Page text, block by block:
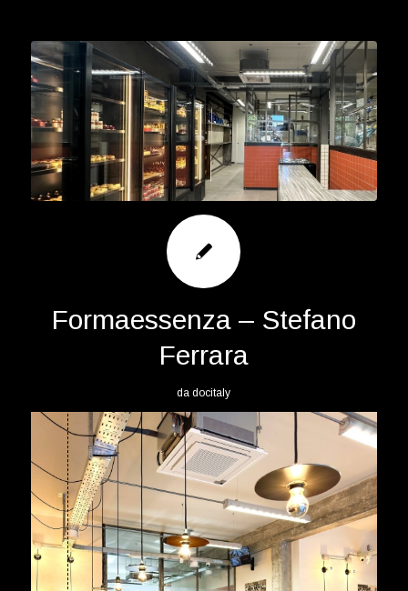
Formaessenza – Stefano
Ferrara
dadocitaly